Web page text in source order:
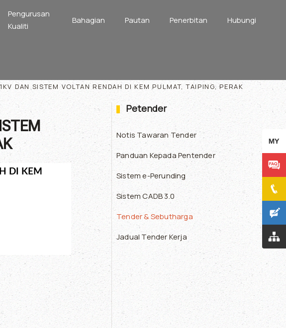
Pengurusan
Kualiti
Bahagian Pautan Penerbitan Hubungi
DAN SISTEM VOLTAN RENDAH DI KEM PULMAT, TAIPING, PERAK
DI KEM
Petender
Notis Tawaran Tender
Panduan Kepada Pentender
Sistem e-Perunding
Sistem CADB 3.0
Tender & Sebutharga
Jadual Tender Kerja